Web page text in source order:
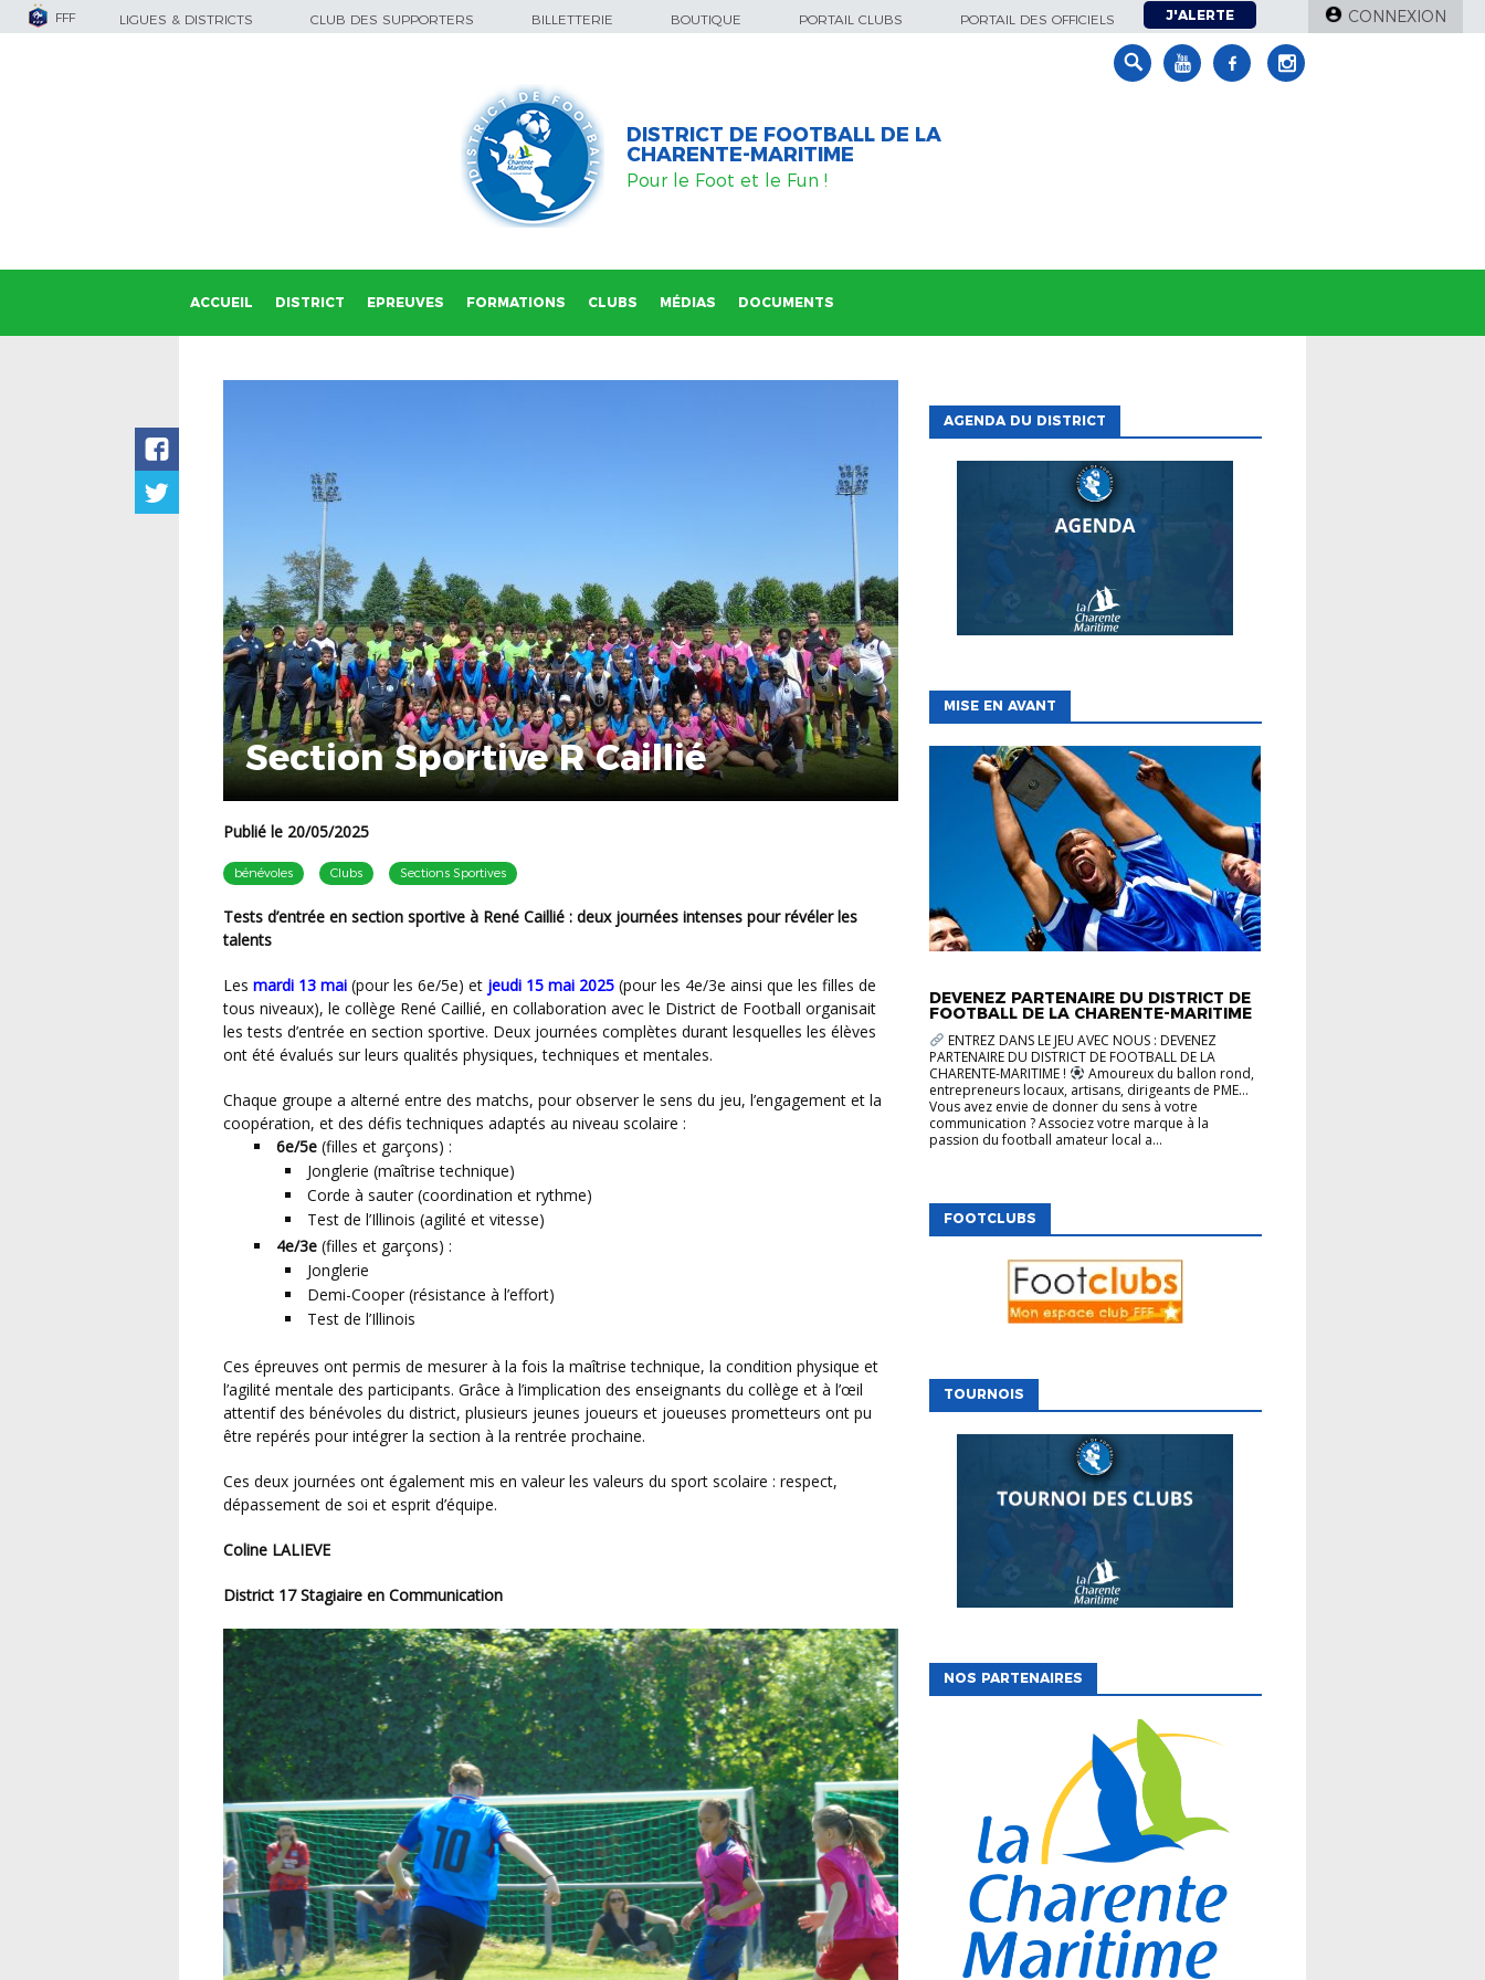
FFF LIGUES & DISTRICTS CLUB DES SUPPORTERS BILLETTERIE BOUTIQUE PORTAIL CLUBS PORTAIL DES OFFICIELS J'ALERTE CONNEXION
DISTRICT DE FOOTBALL DE LA
CHARENTE-MARITIME
Pour le Foot et le Fun !
ACCUEIL DISTRICT EPREUVES FORMATIONS CLUBS MÉDIAS DOCUMENTS
Section Sportive R Caillié
Publié le 20/05/2025
bénévoles Clubs Sections Sportives
Tests d’entrée en section sportive à René Caillié : deux journées intenses pour révéler les
talents
Les mardi 13 mai (pour les 6e/5e) et jeudi 15 mai 2025 (pour les 4e/3e ainsi que les filles de
tous niveaux), le collège René Caillié, en collaboration avec le District de Football organisait
les tests d’entrée en section sportive. Deux journées complètes durant lesquelles les élèves
ont été évalués sur leurs qualités physiques, techniques et mentales.
Chaque groupe a alterné entre des matchs, pour observer le sens du jeu, l’engagement et la
coopération, et des défis techniques adaptés au niveau scolaire :
6e/5e (filles et garçons) :
Jonglerie (maîtrise technique)
Corde à sauter (coordination et rythme)
Test de l’Illinois (agilité et vitesse)
4e/3e (filles et garçons) :
Jonglerie
Demi-Cooper (résistance à l’effort)
Test de l’Illinois
Ces épreuves ont permis de mesurer à la fois la maîtrise technique, la condition physique et
l’agilité mentale des participants. Grâce à l’implication des enseignants du collège et à l’œil
attentif des bénévoles du district, plusieurs jeunes joueurs et joueuses prometteurs ont pu
être repérés pour intégrer la section à la rentrée prochaine.
Ces deux journées ont également mis en valeur les valeurs du sport scolaire : respect,
dépassement de soi et esprit d’équipe.
Coline LALIEVE
District 17 Stagiaire en Communication
AGENDA DU DISTRICT
MISE EN AVANT
DEVENEZ PARTENAIRE DU DISTRICT DE
FOOTBALL DE LA CHARENTE-MARITIME
ENTREZ DANS LE JEU AVEC NOUS : DEVENEZ
PARTENAIRE DU DISTRICT DE FOOTBALL DE LA
CHARENTE-MARITIME !
Amoureux du ballon rond,
entrepreneurs locaux, artisans, dirigeants de PME…
Vous avez envie de donner du sens à votre
communication ? Associez votre marque à la
passion du football amateur local a...
FOOTCLUBS
TOURNOIS
NOS PARTENAIRES